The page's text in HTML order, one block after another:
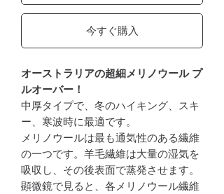
今すぐ購入
オーストラリアの超細メリノウール プ
ルオーバー！
中厚タイプで、冬のハイキング、スキ
ー、寒波時に最適です。
メリノウールは最も通気性のある繊維
の一つです。羊毛繊維は大量の湿気を
吸収し、その後表面で蒸発させます。
顕微鏡で見ると、各メリノウール繊維